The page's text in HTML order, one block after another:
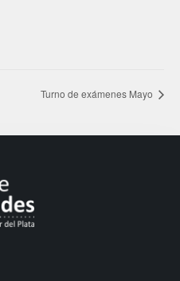
Turno de exámenes Mayo